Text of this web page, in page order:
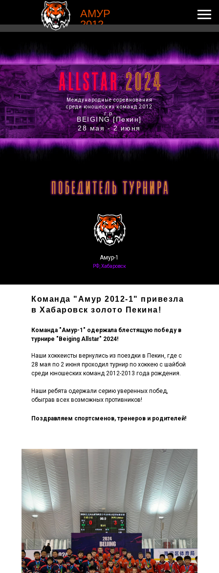
АМУР
2012
BEIGING [Пекин]
Международные соревнования
среди юношеских команд 2012
г.р.
28 мая - 2 июня
Амур-1
РФ, Хабаровск
Команда "Амур 2012-1" привезла
в Хабаровск золото Пекина!
Наши хоккеисты вернулись из поездки в Пекин, где с
28 мая по 2 июня проходил турнир по хоккею с шайбой
среди юношеских команд 2012-2013 года рождения.
Наши ребята одержали серию уверенных побед,
обыграв всех возможных противников!
Команда "Амур-1" одержала блестящую победу в
турнире "Beiging Allstar" 2024!
Поздравляем спортсменов, тренеров и родителей!